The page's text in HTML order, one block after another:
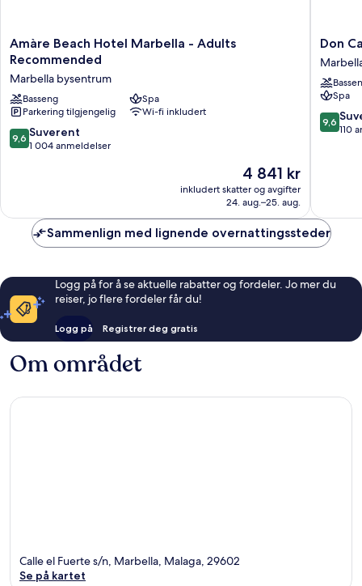
Amàre
Beach
Marbella
-
Adults
Recommended
Marbella
Amàre Beach Hotel Marbella - Adults
Recommended
Marbella bysentrum
Basseng
Spa
Parkering tilgjengelig
Wi-fi inkludert
9.6
av
9,6 Suverent
1 004 anmeldelser
Prisen
er
4 841 kr
4 841 kr
inkludert skatter og avgifter
24. aug.–25. aug.
Don
Carlos
Don
Spa
9.6
av
9,6
110
Sammenlign med lignende overnattingssteder
Logg på for å se aktuelle rabatter og fordeler. Jo mer du
reiser, jo flere fordeler får du!
Logg på Registrer deg gratis
Om området
Calle el Fuerte s/n, Marbella, Malaga, 29602
Se på kartet